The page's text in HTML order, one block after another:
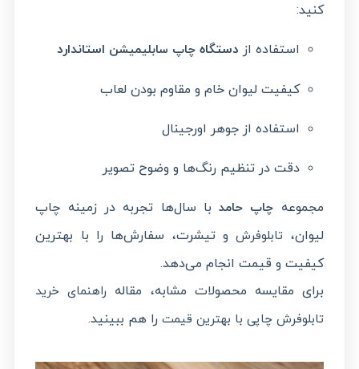
کنید:
استفاده از دستگاهچاپ سابلیمیشن استاندارد
کیفیت لیوان خام و مقاوم بودن لعاب
استفاده از جوهر اورجینال
دقت در تنظیم رنگ‌ها و وضوح تصویر
مجموعه چاپ حامدبا سال‌ها تجربه در زمینه چاپ
لیوان، تابلوفرشو تیشرت، سفارش‌ها را با بهترین
کیفیت و قیمت انجام می‌دهد.
برای مقایسه محصولات مشابه، مقاله راهنمای خرید
تابلوفرش چاپی با بهترین قیمت را هم ببینید.